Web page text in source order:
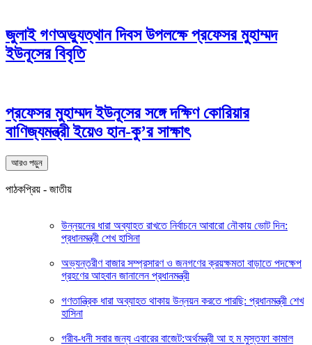
জুলাই গণঅভ্যুত্থান দিবস উপলক্ষে প্রফেসর মুহাম্মদ
ইউনূসের বিবৃতি
প্রফেসর মুহাম্মদ ইউনূসের সঙ্গে দক্ষিণ কোরিয়ার
বাণিজ্যমন্ত্রী ইয়েও হান-কু’র সাক্ষাৎ
আরও পড়ুন
পাঠকপ্রিয় - জাতীয়
উন্নয়নের ধারা অব্যাহত রাখতে নির্বাচনে আবারো নৌকায় ভোট দিন:
প্রধানমন্ত্রী শেখ হাসিনা
অভ্যন্তরীণ বাজার সম্প্রসারণ ও জনগণের ক্রয়ক্ষমতা বাড়াতে পদক্ষেপ
গ্রহণের আহবান জানালেন প্রধানমন্ত্রী
গণতান্ত্রিক ধারা অব্যাহত থাকায় উন্নয়ন করতে পারছি: প্রধানমন্ত্রী শেখ
হাসিনা
গরীব-ধনী সবার জন্য এবারের বাজেট:অর্থমন্ত্রী আ হ ম মুস্তফা কামাল